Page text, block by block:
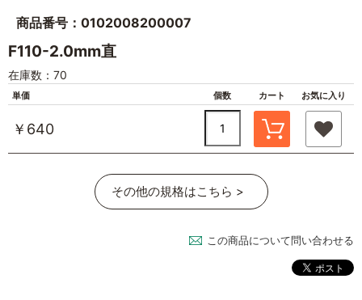
商品番号：0102008200007
F110-2.0mm直
在庫数：70
単価 個数 カート お気に入り
￥640
その他の規格はこちら >
この商品について問い合わせる